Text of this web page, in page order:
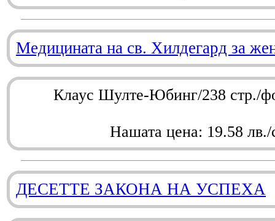
Медицината на св. Хилдегард за
Клаус Шулте-Юбинг/238 стр./
Нашата цена: 19.58 лв./
ДЕСЕТТЕ ЗАКОНА НА УСПЕХА